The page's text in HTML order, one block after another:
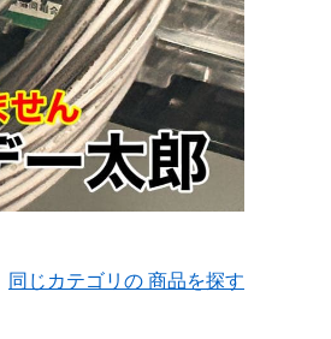
同じカテゴリの 商品を探す